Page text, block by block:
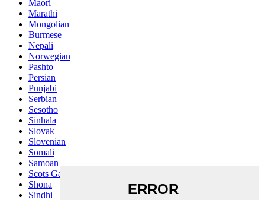
Maori
Marathi
Mongolian
Burmese
Nepali
Norwegian
Pashto
Persian
Punjabi
Serbian
Sesotho
Sinhala
Slovak
Slovenian
Somali
Samoan
Scots Gaelic
Shona
Sindhi